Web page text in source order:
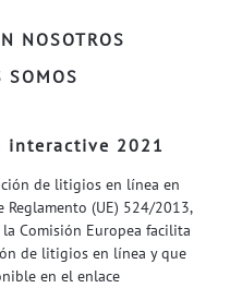
NOSOTROS
SOMOS
interactive 2021
de litigios en línea en
Reglamento (UE) 524/2013,
Comisión Europea facilita
de litigios en línea y que
en el enlace